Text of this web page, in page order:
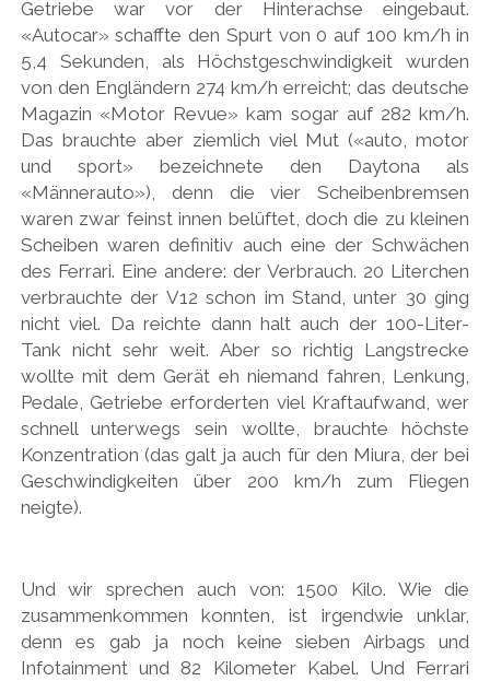
Getriebe war vor der Hinterachse eingebaut.
«Autocar» schaffte den Spurt von 0 auf 100 km/h in
5,4 Sekunden, als Höchstgeschwindigkeit wurden
von den Engländern 274 km/h erreicht; das deutsche
Magazin «Motor Revue» kam sogar auf 282 km/h.
Das brauchte aber ziemlich viel Mut («auto, motor
und sport» bezeichnete den Daytona als
«Männerauto»), denn die vier Scheibenbremsen
waren zwar feinst innen belüftet, doch die zu kleinen
Scheiben waren definitiv auch eine der Schwächen
des Ferrari. Eine andere: der Verbrauch. 20 Literchen
verbrauchte der V12 schon im Stand, unter 30 ging
nicht viel. Da reichte dann halt auch der 100-Liter-
Tank nicht sehr weit. Aber so richtig Langstrecke
wollte mit dem Gerät eh niemand fahren, Lenkung,
Pedale, Getriebe erforderten viel Kraftaufwand, wer
schnell unterwegs sein wollte, brauchte höchste
Konzentration (das galt ja auch für den Miura, der bei
Geschwindigkeiten über 200 km/h zum Fliegen
neigte).
Und wir sprechen auch von: 1500 Kilo. Wie die
zusammenkommen konnten, ist irgendwie unklar,
denn es gab ja noch keine sieben Airbags und
Infotainment und 82 Kilometer Kabel. Und Ferrari